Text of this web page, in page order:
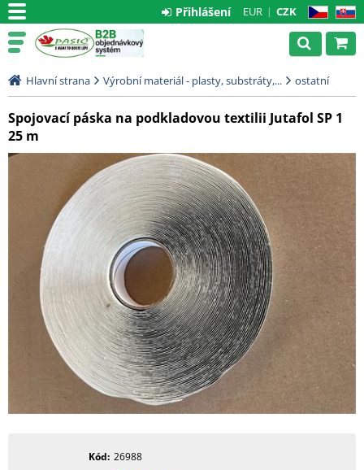
CZ SK
EUR CZK
Přihlášení
Hlavní strana Výrobní materiál - plasty, substráty,... ostatní
Spojovací páska na podkladovou textilii Jutafol SP 1
25 m
Kód 26988